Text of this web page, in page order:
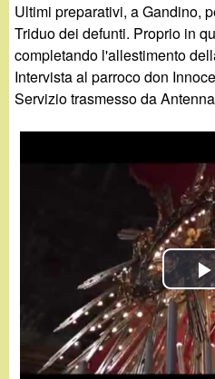
.
g
a
n
o
r
i
c
e
r
c
a
Ultimi preparativi, a Gandino,
Triduo dei defunti. Proprio in
completando l'allestimento
Intervista al parroco don
Servizio trasmesso da
l